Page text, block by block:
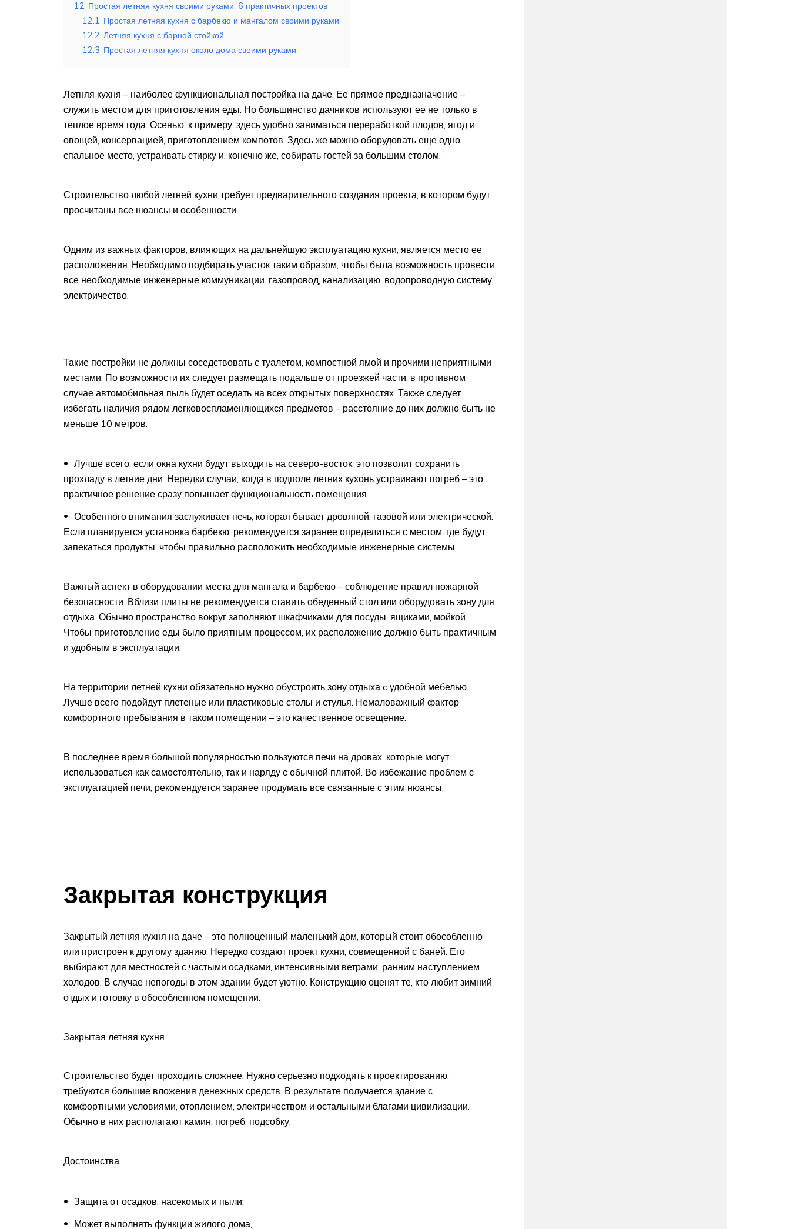
12 Простая летняя кухня своими руками: 6 практичных проектов
12.1 Простая летняя кухня с барбекю и мангалом своими руками
12.2 Летняя кухня с барной стойкой
12.3 Простая летняя кухня около дома своими руками
Летняя кухня – наиболее функциональная постройка на даче. Ее прямое предназначение –
служить местом для приготовления еды. Но большинство дачников используют ее не только в
теплое время года. Осенью, к примеру, здесь удобно заниматься переработкой плодов, ягод и
овощей, консервацией, приготовлением компотов. Здесь же можно оборудовать еще одно
спальное место, устраивать стирку и, конечно же, собирать гостей за большим столом.
Строительство любой летней кухни требует предварительного создания проекта, в котором будут
просчитаны все нюансы и особенности.
Одним из важных факторов, влияющих на дальнейшую эксплуатацию кухни, является место ее
расположения. Необходимо подбирать участок таким образом, чтобы была возможность провести
все необходимые инженерные коммуникации: газопровод, канализацию, водопроводную систему,
электричество.
Такие постройки не должны соседствовать с туалетом, компостной ямой и прочими неприятными
местами. По возможности их следует размещать подальше от проезжей части, в противном
случае автомобильная пыль будет оседать на всех открытых поверхностях. Также следует
избегать наличия рядом легковоспламеняющихся предметов – расстояние до них должно быть не
меньше 10 метров.
Лучше всего, если окна кухни будут выходить на северо-восток, это позволит сохранить
прохладу в летние дни. Нередки случаи, когда в подполе летних кухонь устраивают погреб – это
практичное решение сразу повышает функциональность помещения.
Особенного внимания заслуживает печь, которая бывает дровяной, газовой или электрической.
Если планируется установка барбекю, рекомендуется заранее определиться с местом, где будут
запекаться продукты, чтобы правильно расположить необходимые инженерные системы.
Важный аспект в оборудовании места для мангала и барбекю – соблюдение правил пожарной
безопасности. Вблизи плиты не рекомендуется ставить обеденный стол или оборудовать зону для
отдыха. Обычно пространство вокруг заполняют шкафчиками для посуды, ящиками, мойкой.
Чтобы приготовление еды было приятным процессом, их расположение должно быть практичным
и удобным в эксплуатации.
На территории летней кухни обязательно нужно обустроить зону отдыха c удобной мебелью.
Лучше всего подойдут плетеные или пластиковые столы и стулья. Немаловажный фактор
комфортного пребывания в таком помещении – это качественное освещение.
В последнее время большой популярностью пользуются печи на дровах, которые могут
использоваться как самостоятельно, так и наряду с обычной плитой. Во избежание проблем с
эксплуатацией печи, рекомендуется заранее продумать все связанные с этим нюансы.
Закрытая конструкция
Закрытый летняя кухня на даче – это полноценный маленький дом, который стоит обособленно
или пристроен к другому зданию. Нередко создают проект кухни, совмещенной с баней. Его
выбирают для местностей с частыми осадками, интенсивными ветрами, ранним наступлением
холодов. В случае непогоды в этом здании будет уютно. Конструкцию оценят те, кто любит зимний
отдых и готовку в обособленном помещении.
Закрытая летняя кухня
Строительство будет проходить сложнее. Нужно серьезно подходить к проектированию,
требуются большие вложения денежных средств. В результате получается здание с
комфортными условиями, отоплением, электричеством и остальными благами цивилизации.
Обычно в них располагают камин, погреб, подсобку.
Достоинства:
Защита от осадков, насекомых и пыли;
Может выполнять функции жилого дома;